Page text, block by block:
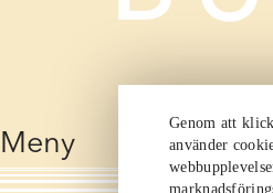
Meny
Genom att
använder